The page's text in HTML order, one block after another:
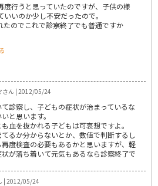
度行うと思っていたのですが、子供の様
いのか少し不安だったので。
たのでこれで診察終了でも普通ですか
さん | 2012/05/24
診察し、子どもの症状が治まっているな
と思います。
血を抜かれる子どもは可哀想ですよ。
るか分からないとか、数値で判断するし
度検査の必要もあるかと思いますが、軽
が落ち着いて元気もあるなら診察終了で
| 2012/05/24